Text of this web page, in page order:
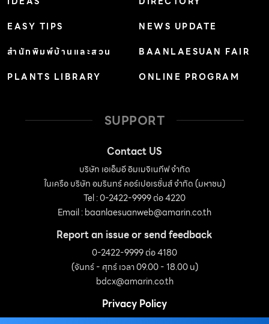
EASY TIPS
สำนักพิมพ์บ้านและสวน
PLANTS LIBRARY
NEWS UPDATE
BAANLAESUAN FAIR
ONLINE PROGRAM
SUPPORT
Contact US
บริษัท เอเอ็มอี อิมเมจิเนทีฟ จำกัด
ในเครือ บริษัท อมรินทร์ คอร์เปอเรชั่นส์ จำกัด (มหาชน)
Tel : 0-2422-9999 ต่อ 4220
Email :baanlaesuanweb@amarin.co.th
Report an issue or send feedback
0-2422-9999 ต่อ 4180
(จันทร์ - ศุกร์ เวลา 09.00 - 18.00 น)
bdcx@amarin.co.th
Privacy Policy